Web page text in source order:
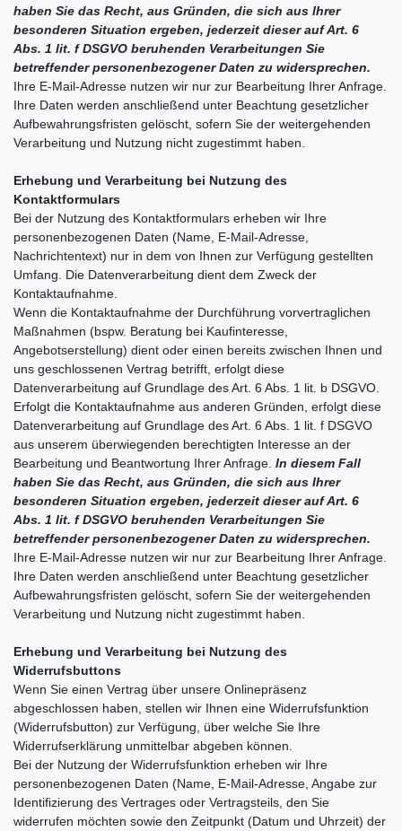
haben Sie das Recht, aus Gründen, die sich aus Ihrer
besonderen Situation ergeben, jederzeit dieser auf Art. 6
Abs. 1 lit. f DSGVO beruhenden Verarbeitungen Sie
betreffender personenbezogener Daten zu widersprechen.
Ihre E-Mail-Adresse nutzen wir nur zur Bearbeitung Ihrer Anfrage.
Ihre Daten werden anschließend unter Beachtung gesetzlicher
Aufbewahrungsfristen gelöscht, sofern Sie der weitergehenden
Verarbeitung und Nutzung nicht zugestimmt haben.
Erhebung und Verarbeitung bei Nutzung des
Kontaktformulars
Bei der Nutzung des Kontaktformulars erheben wir Ihre
personenbezogenen Daten (Name, E-Mail-Adresse,
Nachrichtentext) nur in dem von Ihnen zur Verfügung gestellten
Umfang. Die Datenverarbeitung dient dem Zweck der
Kontaktaufnahme.
Wenn die Kontaktaufnahme der Durchführung vorvertraglichen
Maßnahmen (bspw. Beratung bei Kaufinteresse,
Angebotserstellung) dient oder einen bereits zwischen Ihnen und
uns geschlossenen Vertrag betrifft, erfolgt diese
Datenverarbeitung auf Grundlage des Art. 6 Abs. 1 lit. b DSGVO.
Erfolgt die Kontaktaufnahme aus anderen Gründen, erfolgt diese
Datenverarbeitung auf Grundlage des Art. 6 Abs. 1 lit. f DSGVO
aus unserem überwiegenden berechtigten Interesse an der
Bearbeitung und Beantwortung Ihrer Anfrage. In diesem Fall
haben Sie das Recht, aus Gründen, die sich aus Ihrer
besonderen Situation ergeben, jederzeit dieser auf Art. 6
Abs. 1 lit. f DSGVO beruhenden Verarbeitungen Sie
betreffender personenbezogener Daten zu widersprechen.
Ihre E-Mail-Adresse nutzen wir nur zur Bearbeitung Ihrer Anfrage.
Ihre Daten werden anschließend unter Beachtung gesetzlicher
Aufbewahrungsfristen gelöscht, sofern Sie der weitergehenden
Verarbeitung und Nutzung nicht zugestimmt haben.
Erhebung und Verarbeitung bei Nutzung des
Widerrufsbuttons
Wenn Sie einen Vertrag über unsere Onlinepräsenz
abgeschlossen haben, stellen wir Ihnen eine Widerrufsfunktion
(Widerrufsbutton) zur Verfügung, über welche Sie Ihre
Widerrufserklärung unmittelbar abgeben können.
Bei der Nutzung der Widerrufsfunktion erheben wir Ihre
personenbezogenen Daten (Name, E-Mail-Adresse, Angabe zur
Identifizierung des Vertrages oder Vertragsteils, den Sie
widerrufen möchten sowie den Zeitpunkt (Datum und Uhrzeit) der